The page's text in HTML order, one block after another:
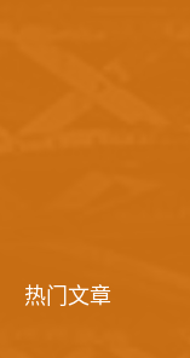
热门文章